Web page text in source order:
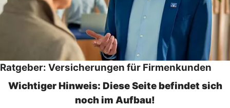
Ratgeber: Versicherungen für Firmenkunden
Wichtiger Hinweis: Diese Seite befindet sich
noch im Aufbau!